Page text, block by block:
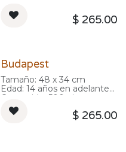
$ 265.00
Budapest
Tamaño: 48 x 34 cm
Edad: 14 años en adelante
Contenido: 500 piezas
$ 265.00